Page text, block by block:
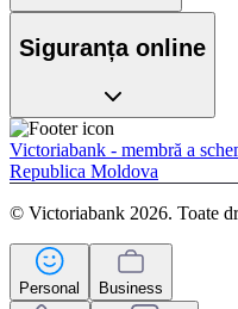
Siguranța online
Victoriabank - membră a
Republica Moldova
© Victoriabank 2026. Toate
Personal Business